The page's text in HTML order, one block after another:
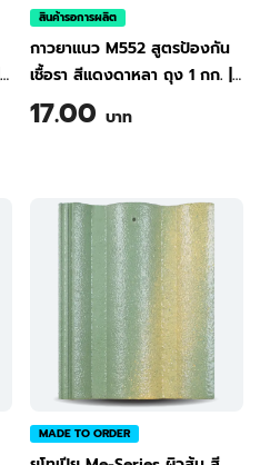
สินค้ารอการผลิต
กาวยาแนว M552 สูตรป้องกัน
เชื้อรา สีแดงดาหลา ถุง 1 กก.
TPI Tile Grout Classic M552
(Burgandy)
17.00 บาท
MADE TO ORDER